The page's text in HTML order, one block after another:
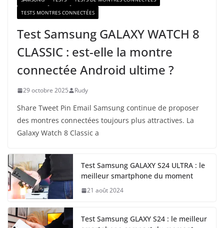
TESTS MONTRES CONNECTÉES
Test Samsung GALAXY WATCH 8
CLASSIC : est-elle la montre
connectée Android ultime ?
29 octobre 2025 Rudy
Share Tweet Pin Email Samsung continue de proposer
des montres connectées toujours plus attractives. La
Galaxy Watch 8 Classic a
Test Samsung GALAXY S24 ULTRA : le
meilleur smartphone du moment
21 août 2024
Test Samsung GLAXY S24 : le meilleur